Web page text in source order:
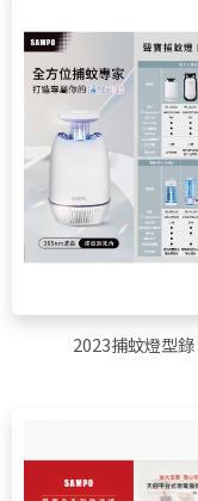
2023捕蚊燈型錄